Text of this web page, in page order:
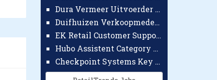
Dura Vermeer Uitvoerder Civiel Nijmegen
Duifhuizen Verkoopmedewerker Ridderkerk
EK Retail Customer Support Omnichannel
Hubo Assistent Category Manager
Checkpoint Systems Key Accountmanager Benelux